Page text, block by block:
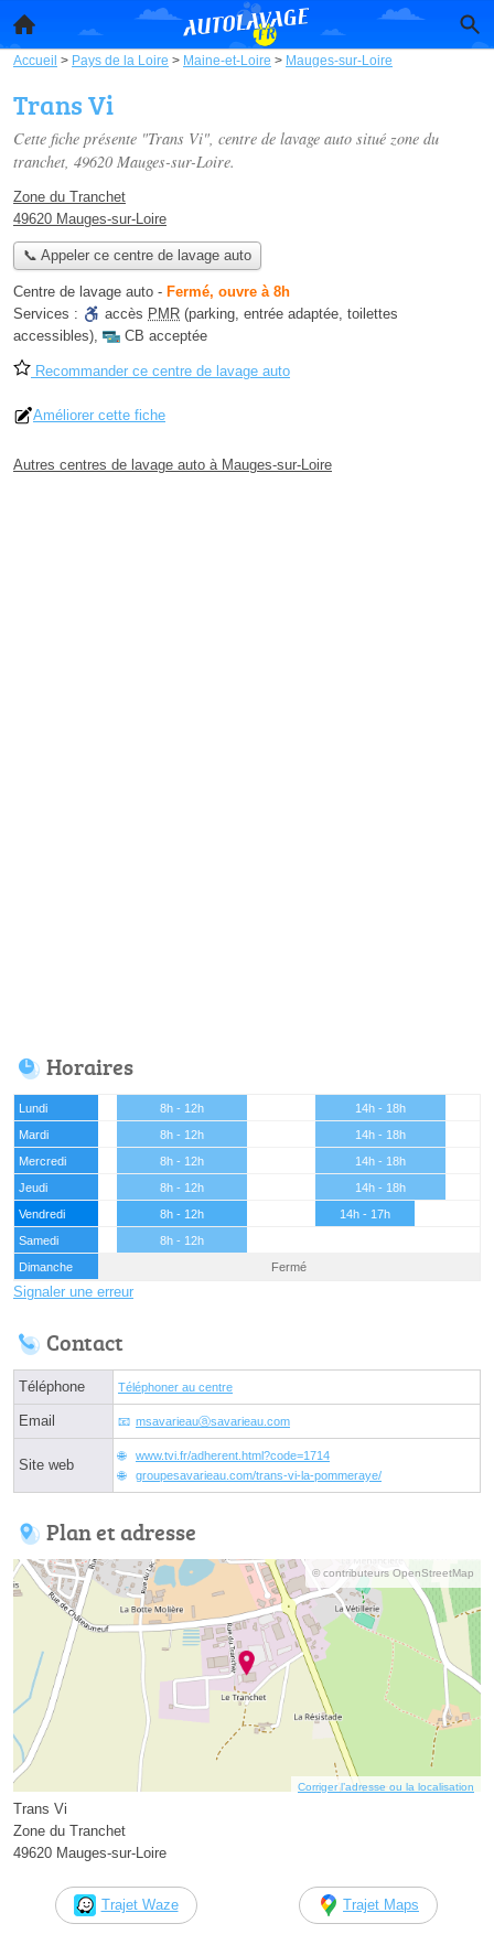
Accueil > Pays de la Loire > Maine-et-Loire > Mauges-sur-Loire
Trans Vi
Cette fiche présente "Trans Vi", centre de lavage auto situé zone du
tranchet, 49620 Mauges-sur-Loire.
Zone du Tranchet
49620 Mauges-sur-Loire
📞 Appeler ce centre de lavage auto
Centre de lavage auto - Fermé, ouvre à 8h
Services :
accès PMR (parking, entrée adaptée, toilettes
accessibles), CB acceptée
Recommander ce centre de lavage auto
Améliorer cette fiche
Autres centres de lavage auto à Mauges-sur-Loire
Horaires
Lundi 8h - 12h
14h - 18h
Mardi
8h - 12h
14h - 18h
Mercredi
8h - 12h
14h - 18h
Jeudi
8h - 12h
14h - 18h
Vendredi
8h - 12h
14h - 17h
Samedi
8h - 12h
Dimanche
Fermé
Signaler une erreur
Contact
Téléphone Téléphoner au centre
Email msavarieauⓐsavarieau.com
Site web
www.tvi.fr/adherent.html?code=1714
groupesavarieau.com/trans-vi-la-pommeraye/
Plan et adresse
© contributeurs OpenStreetMap
Corriger l’adresse ou la localisation
Trans Vi
Zone du Tranchet
49620 Mauges-sur-Loire
Trajet Waze Trajet Maps